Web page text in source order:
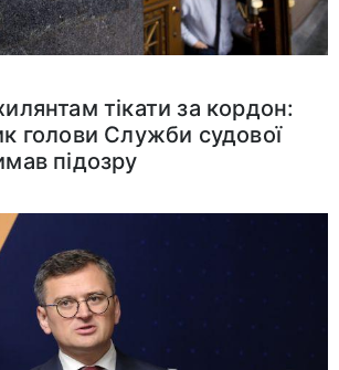
тікати за кордон:
голови Служби судової
підозру